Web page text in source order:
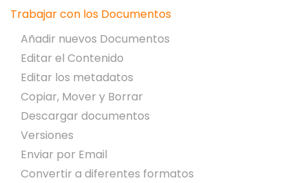
Trabajar con los Documentos
Añadir nuevos Documentos
Editar el Contenido
Editar los metadatos
Copiar, Mover y Borrar
Descargar documentos
Versiones
Enviar por Email
Convertir a diferentes formatos